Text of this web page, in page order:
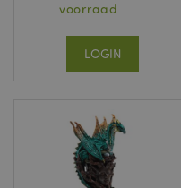
voorraad
LOGIN